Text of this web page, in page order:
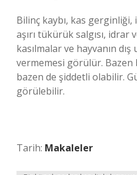
Bilinç kaybı, kas
aşırı tükürük salgısı, idrar
kasılmalar ve hayvanın
vermemesi görülür.
bazen de şiddetli olabilir.
görülebilir.
Tarih: Makaleler